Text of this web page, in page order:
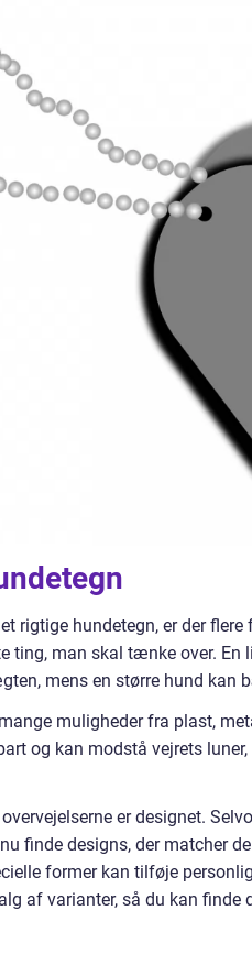
rigtige hundetegn, er der flere
ting, man skal tænke over.
mens en større hund kan
muligheder fra plast,
og kan modstå vejrets
er designet.
finde designs, der matcher
former kan tilføje
af varianter, så du kan finde